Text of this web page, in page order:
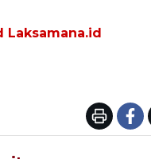
Laksamana.id